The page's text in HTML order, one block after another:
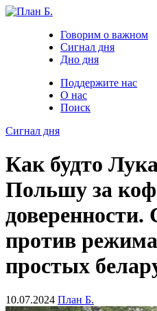
Говорим о важном
Сигнал дня
Дно дня
Поддержите нас
О нас
Поиск
Сигнал дня
Как будто
Польшу за
против
простых
10.07.2024 План Б.